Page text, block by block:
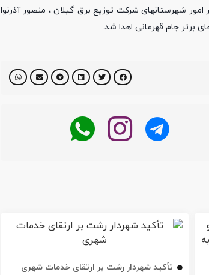
شهرستانهای شرکت توزیع برق گیلان ، منصور آذرنوا
برتر جام قهرمانی اهدا شد.
تأکید شهردار رشت بر ارتقای خدمات شهری